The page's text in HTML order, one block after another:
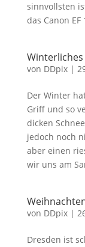
sinnvollsten
das Canon EF
von DDpix|
Der Winter
Griff und so
dicken
jedoch noch
aber einen
wir uns am
von DDpix|
Dresden ist